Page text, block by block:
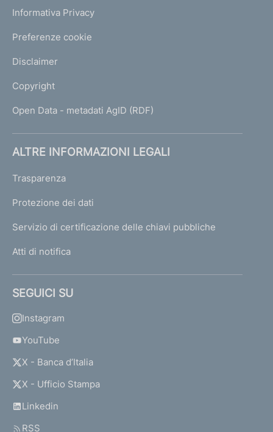
Informativa Privacy
Preferenze cookie
Disclaimer
Copyright
Open Data - metadati AgID (RDF)
ALTRE INFORMAZIONI LEGALI
Trasparenza
Protezione dei dati
Servizio di certificazione delle chiavi pubbliche
Atti di notifica
SEGUICI SU
Instagram
YouTube
X - Banca d’Italia
X - Ufficio Stampa
Linkedin
RSS